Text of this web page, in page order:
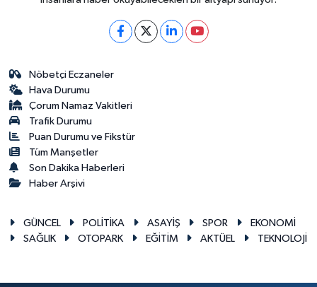
Nöbetçi Eczaneler
Hava Durumu
Çorum Namaz Vakitleri
Trafik Durumu
Puan Durumu ve Fikstür
Tüm Manşetler
Son Dakika Haberleri
Haber Arşivi
GÜNCEL POLİTİKA ASAYİŞ SPOR
EKONOMİ
SAĞLIK
OTOPARK EĞİTİM AKTÜEL TEKNOLOJİ